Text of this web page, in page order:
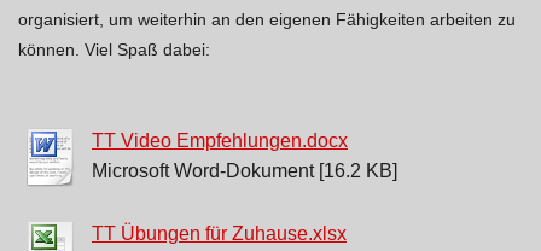
organisiert, um weiterhin an den eigenen Fähigkeiten arbeiten zu
können. Viel Spaß dabei:
TT Video Empfehlungen.docx
Microsoft Word-Dokument [16.2 KB]
TT Übungen für Zuhause.xlsx